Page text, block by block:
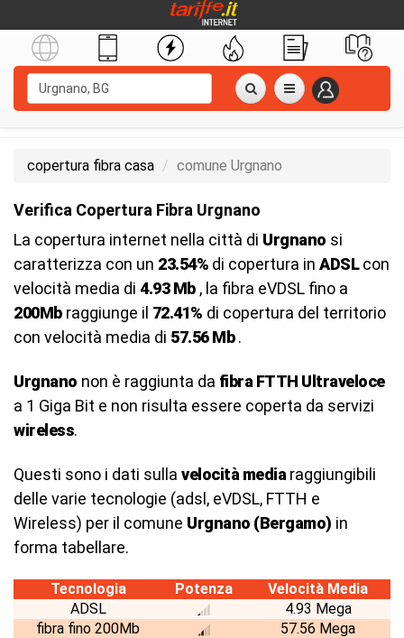
copertura fibra casa comune Urgnano
Verifica Copertura Fibra Urgnano
La copertura internet nella città di Urgnano si
caratterizza con un 23.54% di copertura in ADSLcon
velocità media di 4.93 Mb, la fibra eVDSL fino a
200Mbraggiunge il 72.41% di copertura del territorio
con velocità media di 57.56 Mb.
Urgnano non è raggiunta da fibra FTTH Ultraveloce
a 1 Giga Bit e non risulta essere coperta da servizi
wireless.
Questi sono i dati sulla velocità media raggiungibili
delle varie tecnologie (adsl, eVDSL, FTTH e
Wireless) per il comune Urgnano (Bergamo) in
forma tabellare.
Tecnologia Potenza
Velocità Media
ADSL
4.93 Mega
fibra fino 200Mb
57.56 Mega